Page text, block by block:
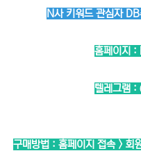
N사 키워드 관심자
홈페이지 :
텔레그램 :
구매방법 : 홈페이지 접속 > 회